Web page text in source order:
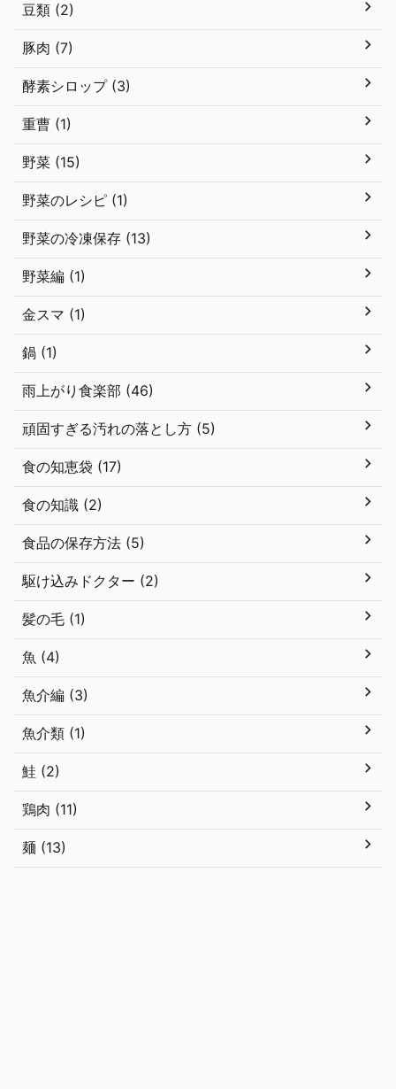
豆類 (2)
豚肉 (7)
酵素シロップ (3)
重曹 (1)
野菜 (15)
野菜のレシピ (1)
野菜の冷凍保存 (13)
野菜編 (1)
金スマ (1)
鍋 (1)
雨上がり食楽部 (46)
頑固すぎる汚れの落とし方 (5)
食の知恵袋 (17)
食の知識 (2)
食品の保存方法 (5)
駆け込みドクター (2)
髪の毛 (1)
魚 (4)
魚介編 (3)
魚介類 (1)
鮭 (2)
鶏肉 (11)
麺 (13)